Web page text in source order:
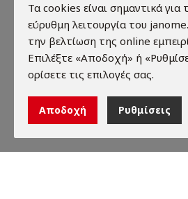
Τρόποι παραγγελίας
Τρόποι πληρωμής
Τρόποι αποστολής
Όροι χρήσης
Τα cookies είναι σημαντικά για
εύρυθμη λειτουργία του
την βελτίωση της online
Επιλέξτε «Αποδοχή» ή
ορίσετε τις επιλογές σας.
Αποδοχή Ρυθμίσεις